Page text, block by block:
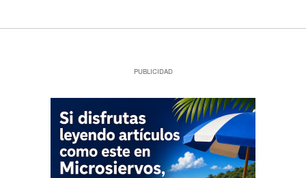
PUBLICIDAD